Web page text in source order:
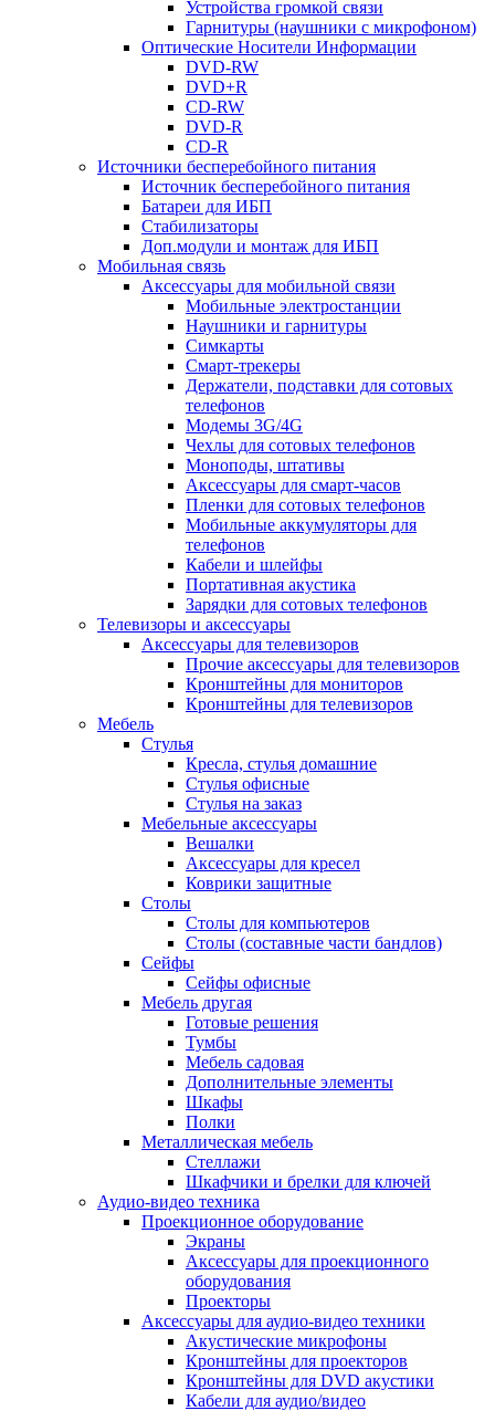
Устройства громкой связи
Гарнитуры (наушники с микрофоном)
Оптические Носители Информации
DVD-RW
DVD+R
CD-RW
DVD-R
CD-R
Источники бесперебойного питания
Источник бесперебойного питания
Батареи для ИБП
Стабилизаторы
Доп.модули и монтаж для ИБП
Мобильная связь
Аксессуары для мобильной связи
Мобильные электростанции
Наушники и гарнитуры
Симкарты
Смарт-трекеры
Держатели, подставки для сотовых
телефонов
Модемы 3G/4G
Чехлы для сотовых телефонов
Моноподы, штативы
Аксессуары для смарт-часов
Пленки для сотовых телефонов
Мобильные аккумуляторы для
телефонов
Кабели и шлейфы
Портативная акустика
Зарядки для сотовых телефонов
Телевизоры и аксессуары
Аксессуары для телевизоров
Прочие аксессуары для телевизоров
Кронштейны для мониторов
Кронштейны для телевизоров
Мебель
Стулья
Кресла, стулья домашние
Стулья офисные
Стулья на заказ
Мебельные аксессуары
Вешалки
Аксессуары для кресел
Коврики защитные
Столы
Столы для компьютеров
Столы (составные части бандлов)
Сейфы
Сейфы офисные
Мебель другая
Готовые решения
Тумбы
Мебель садовая
Дополнительные элементы
Шкафы
Полки
Металлическая мебель
Стеллажи
Шкафчики и брелки для ключей
Аудио-видео техника
Проекционное оборудование
Экраны
Аксессуары для проекционного
оборудования
Проекторы
Аксессуары для аудио-видео техники
Акустические микрофоны
Кронштейны для проекторов
Кронштейны для DVD акустики
Кабели для аудио/видео